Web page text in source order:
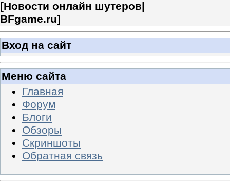
[Новости онлайн шутеров|
BFgame.ru]
Вход на сайт
Меню сайта
Главная
Форум
Блоги
Обзоры
Скриншоты
Обратная связь